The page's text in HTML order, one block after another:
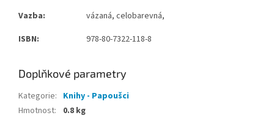
Vazba:
vázaná, celobarevná,
ISBN:
978-80-7322-118-8
Doplňkové parametry
Kategorie: Knihy - Papoušci
Hmotnost:
0.8 kg